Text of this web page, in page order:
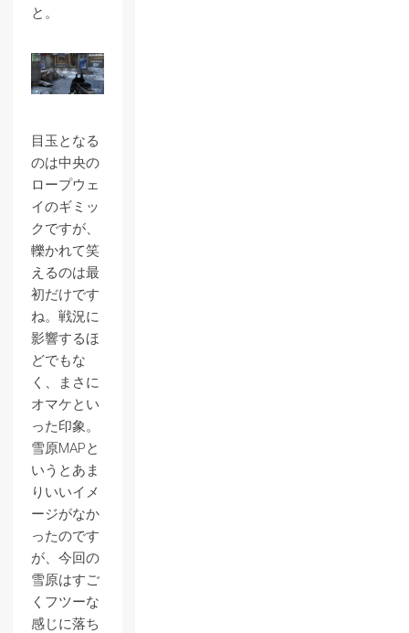
と。
目玉となる
のは中央の
ロープウェ
イのギミッ
クですが、
轢かれて笑
えるのは最
初だけです
ね。戦況に
影響するほ
どでもな
く、まさに
オマケとい
った印象。
雪原MAPと
いうとあま
りいいイメ
ージがなか
ったのです
が、今回の
雪原はすご
くフツーな
感じに落ち